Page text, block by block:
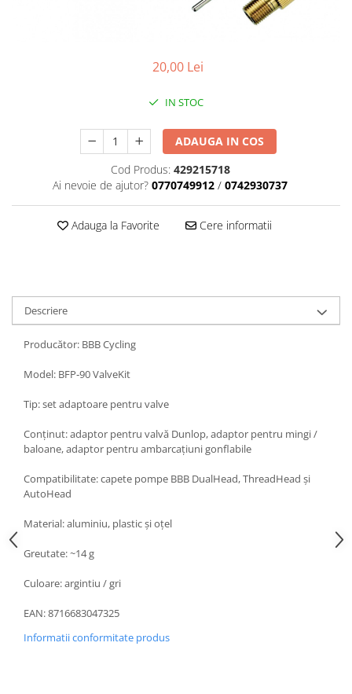
20,00 Lei
IN STOC
ADAUGA IN COS
Cod Produs: 429215718
Ai nevoie de ajutor? 0770749912 / 0742930737
Adauga la Favorite Cere informatii
Descriere
Producător: BBB Cycling
Model: BFP‑90 ValveKit
Tip: set adaptoare pentru valve
Conținut: adaptor pentru valvă Dunlop, adaptor pentru mingi /
baloane, adaptor pentru ambarcațiuni gonflabile
Compatibilitate: capete pompe BBB DualHead, ThreadHead și
AutoHead
Material: aluminiu, plastic și oțel
Greutate: ~14 g
Culoare: argintiu / gri
EAN: 8716683047325
Informatii conformitate produs